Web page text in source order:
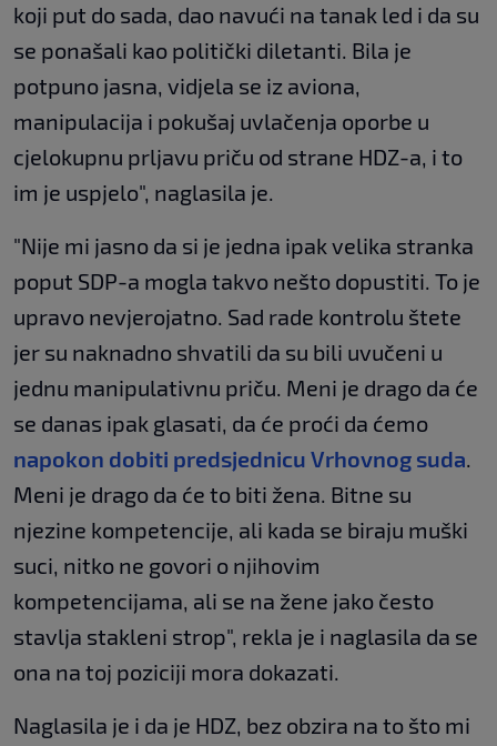
koji put do sada, dao navući na tanak led i da su
se ponašali kao politički diletanti. Bila je
potpuno jasna, vidjela se iz aviona,
manipulacija i pokušaj uvlačenja oporbe u
cjelokupnu prljavu priču od strane HDZ-a, i to
im je uspjelo", naglasila je.
"Nije mi jasno da si je jedna ipak velika stranka
poput SDP-a mogla takvo nešto dopustiti. To je
upravo nevjerojatno. Sad rade kontrolu štete
jer su naknadno shvatili da su bili uvučeni u
jednu manipulativnu priču. Meni je drago da će
se danas ipak glasati, da će proći da ćemo
napokon dobiti predsjednicu Vrhovnog suda.
Meni je drago da će to biti žena. Bitne su
njezine kompetencije, ali kada se biraju muški
suci, nitko ne govori o njihovim
kompetencijama, ali se na žene jako često
stavlja stakleni strop", rekla je i naglasila da se
ona na toj poziciji mora dokazati.
Naglasila je i da je HDZ, bez obzira na to što mi